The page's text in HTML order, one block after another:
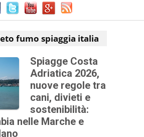
fumo spiaggia italia
Spiagge Costa
Adriatica 2026,
nuove regole tra
cani, divieti e
sostenibilità:
nelle Marche e